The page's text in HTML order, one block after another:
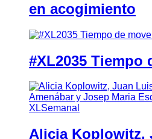
en acogimiento
#XL2035 Tiempo
Alicia Koplowitz,